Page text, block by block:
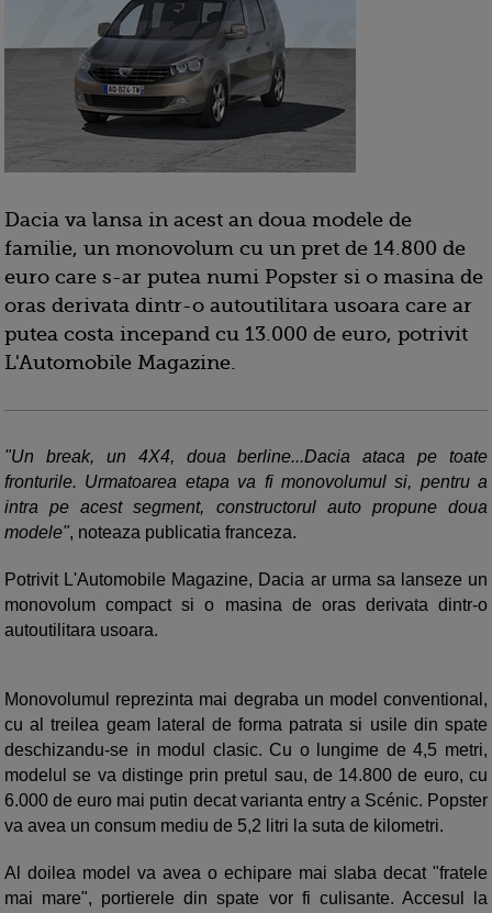
Dacia va lansa in acest an doua modele de
familie, un monovolum cu un pret de 14.800 de
euro care s-ar putea numi Popster si o masina de
oras derivata dintr-o autoutilitara usoara care ar
putea costa incepand cu 13.000 de euro, potrivit
L'Automobile Magazine.
"Un break, un 4X4, doua berline...Dacia ataca pe toate
fronturile. Urmatoarea etapa va fi monovolumul si, pentru a
intra pe acest segment, constructorul auto propune doua
modele", noteaza publicatia franceza.
Potrivit L'Automobile Magazine, Dacia ar urma sa lanseze un
monovolum compact si o masina de oras derivata dintr-o
autoutilitara usoara.
Monovolumul reprezinta mai degraba un model conventional,
cu al treilea geam lateral de forma patrata si usile din spate
deschizandu-se in modul clasic. Cu o lungime de 4,5 metri,
modelul se va distinge prin pretul sau, de 14.800 de euro, cu
6.000 de euro mai putin decat varianta entry a Scénic. Popster
va avea un consum mediu de 5,2 litri la suta de kilometri.
Al doilea model va avea o echipare mai slaba decat "fratele
mai mare", portierele din spate vor fi culisante. Accesul la